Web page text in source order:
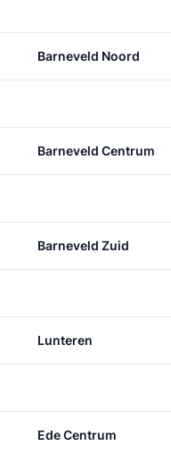
Barneveld Noord
Barneveld Centrum
Barneveld Zuid
Lunteren
Ede Centrum